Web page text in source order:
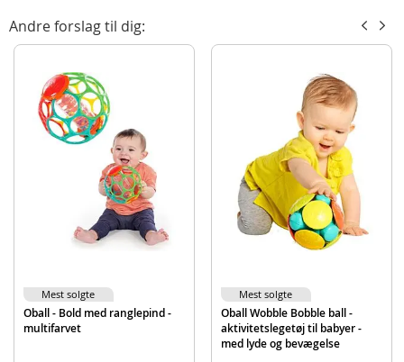
Detaljer:
Materiale: Plast
Alder: fra 0 mnd.
Produktdetaljer
74451122895
Andre forslag til dig:
Oball - Bold med ranglepind -
multifarvet
Mest solgte
Oball Wobble Bobble ball -
aktivitetslegetøj til babyer -
med lyde og bevægelse
Mest solgte